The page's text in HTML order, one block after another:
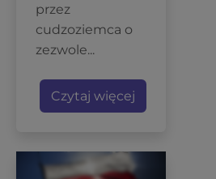
przez
cudzoziemca o
zezwole...
Czytaj więcej